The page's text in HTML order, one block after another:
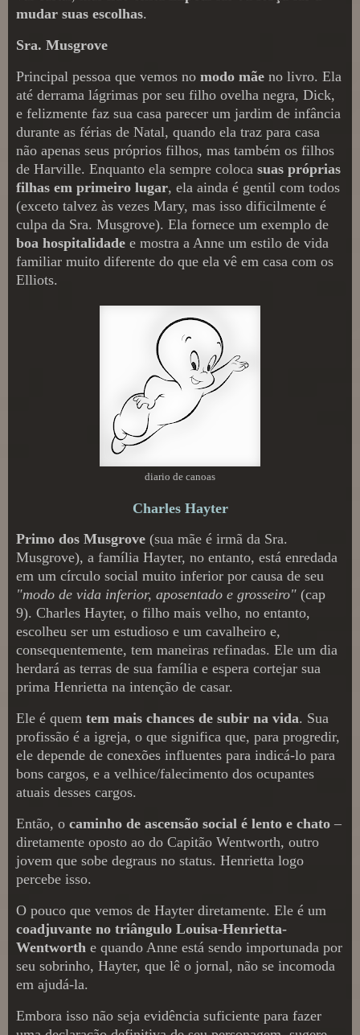
mudar suas escolhas.
Sra. Musgrove
Principal pessoa que vemos no modo mãe no livro. Ela
até derrama lágrimas por seu filho ovelha negra, Dick,
e felizmente faz sua casa parecer um jardim de infância
durante as férias de Natal, quando ela traz para casa
não apenas seus próprios filhos, mas também os filhos
de Harville. Enquanto ela sempre coloca suas próprias
filhas em primeiro lugar, ela ainda é gentil com todos
(exceto talvez às vezes Mary, mas isso dificilmente é
culpa da Sra. Musgrove). Ela fornece um exemplo de
boa hospitalidade e mostra a Anne um estilo de vida
familiar muito diferente do que ela vê em casa com os
Elliots.
diario de canoas
Charles Hayter
Primo dos Musgrove (sua mãe é irmã da Sra.
Musgrove), a família Hayter, no entanto, está enredada
em um círculo social muito inferior por causa de seu
"modo de vida inferior, aposentado e grosseiro" (cap
9). Charles Hayter, o filho mais velho, no entanto,
escolheu ser um estudioso e um cavalheiro e,
consequentemente, tem maneiras refinadas. Ele um dia
herdará as terras de sua família e espera cortejar sua
prima Henrietta na intenção de casar.
Ele é quem tem mais chances de subir na vida. Sua
profissão é a igreja, o que significa que, para progredir,
ele depende de conexões influentes para indicá-lo para
bons cargos, e a velhice/falecimento dos ocupantes
atuais desses cargos.
Então, o caminho de ascensão social é lento e chato –
diretamente oposto ao do Capitão Wentworth, outro
jovem que sobe degraus no status. Henrietta logo
percebe isso.
O pouco que vemos de Hayter diretamente. Ele é um
coadjuvante no triângulo Louisa-Henrietta-
Wentworth e quando Anne está sendo importunada por
seu sobrinho, Hayter, que lê o jornal, não se incomoda
em ajudá-la.
Embora isso não seja evidência suficiente para fazer